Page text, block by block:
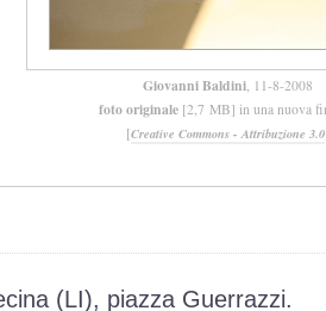
Giovanni Baldini, 11-8-2008
foto originale [2,7 MB] in una nuova
[Creative Commons - Attribuzione 3.0
(LI), piazza Guerrazzi.